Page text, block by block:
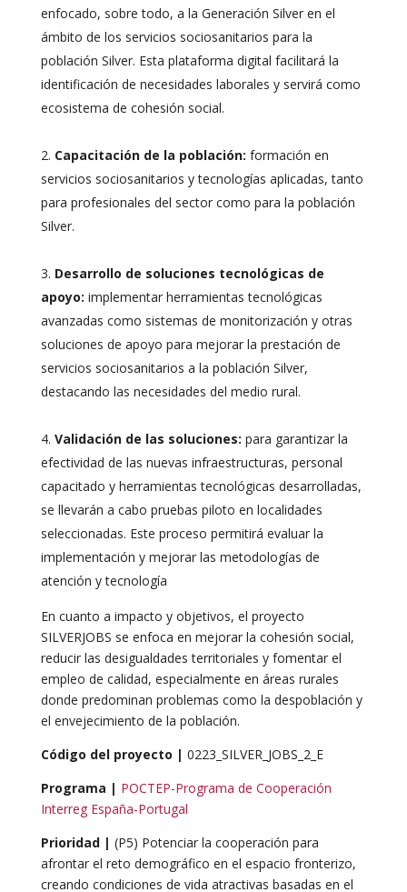
enfocado, sobre todo, a la Generación Silver en el
ámbito de los servicios sociosanitarios para la
población Silver. Esta plataforma digital facilitará la
identificación de necesidades laborales y servirá como
ecosistema de cohesión social.
Capacitación de la población: formación en
servicios sociosanitarios y tecnologías aplicadas, tanto
para profesionales del sector como para la población
Silver.
Desarrollo de soluciones tecnológicas de
apoyo: implementar herramientas tecnológicas
avanzadas como sistemas de monitorización y otras
soluciones de apoyo para mejorar la prestación de
servicios sociosanitarios a la población Silver,
destacando las necesidades del medio rural.
Validación de las soluciones: para garantizar la
efectividad de las nuevas infraestructuras, personal
capacitado y herramientas tecnológicas desarrolladas,
se llevarán a cabo pruebas piloto en localidades
seleccionadas. Este proceso permitirá evaluar la
implementación y mejorar las metodologías de
atención y tecnología
En cuanto a impacto y objetivos, el proyecto
SILVERJOBS se enfoca en mejorar la cohesión social,
reducir las desigualdades territoriales y fomentar el
empleo de calidad, especialmente en áreas rurales
donde predominan problemas como la despoblación y
el envejecimiento de la población.
Código del proyecto | 0223_SILVER_JOBS_2_E
Programa | POCTEP-Programa de Cooperación
Interreg España-Portugal
Prioridad | (P5) Potenciar la cooperación para
afrontar el reto demográfico en el espacio fronterizo,
creando condiciones de vida atractivas basadas en el